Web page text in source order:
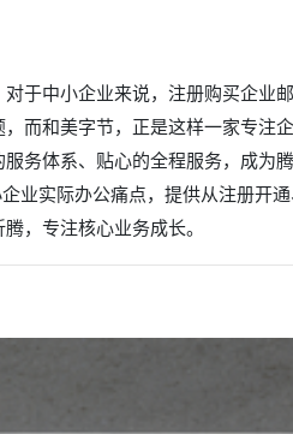
于中小企业来说，注册购买企
而和美字节，正是这样一家专注
务体系、贴心的全程服务，成为
业实际办公痛点，提供从注册开
，专注核心业务成长。